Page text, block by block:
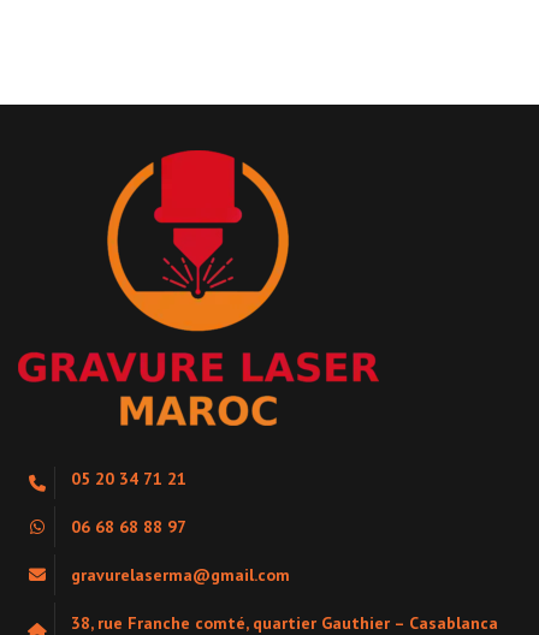
05 20 34 71 21
06 68 68 88 97
gravurelaserma@gmail.com
38, rue Franche comté, quartier Gauthier – Casablanca